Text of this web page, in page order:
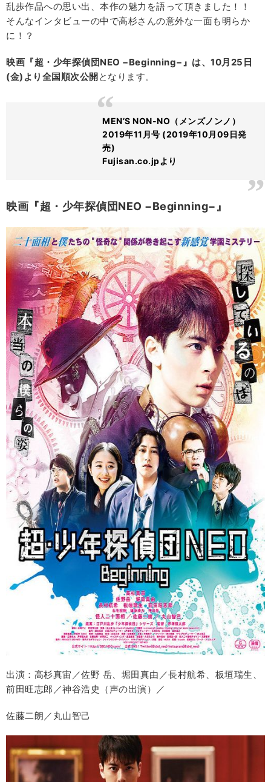
乱歩作品への思い出、本作の魅力を語って頂きました！！
そんなインタビューの中で高杉さんの意外な一面も明らか
に！？
映画『超・少年探偵団NEO −Beginning−』は、10月25日
(金)より全国順次公開 となります。
MEN’S NON-NO（メンズノンノ）
2019年11月号 (2019年10月09日発
売)
Fujisan.co.jpより
映画『超・少年探偵団NEO −Beginning−』
出演：高杉真宙／佐野 岳、堀田真由／長村航希、板垣瑞生、
前田旺志郎／神谷浩史（声の出演）／
佐藤二朗／丸山智己